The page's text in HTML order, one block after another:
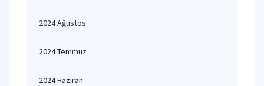
2024 Ağustos
2024 Temmuz
2024 Haziran